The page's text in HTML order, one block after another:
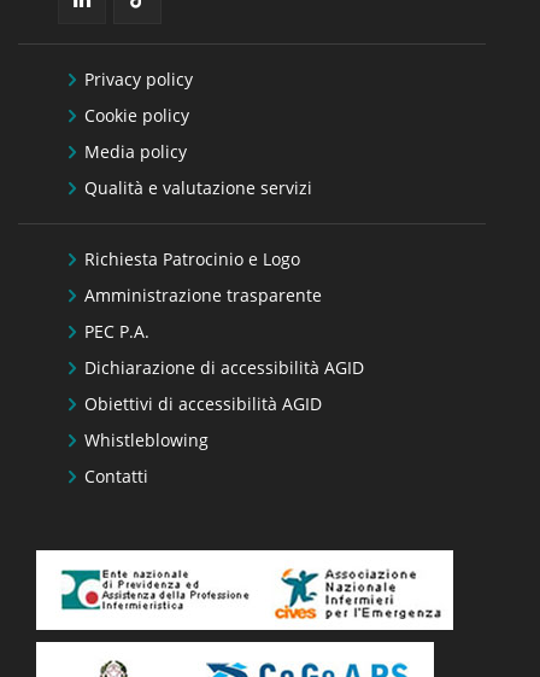
Privacy policy
Cookie policy
Media policy
Qualità e valutazione servizi
Richiesta Patrocinio e Logo
Amministrazione trasparente
PEC P.A.
Dichiarazione di accessibilità AGID
Obiettivi di accessibilità AGID
Whistleblowing
Contatti